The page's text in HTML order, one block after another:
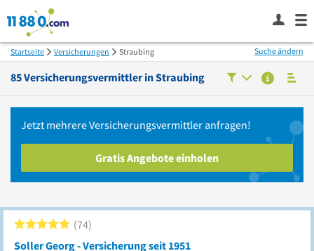
Startseite Versicherungen Straubing
85Versicherungsvermittler inStraubing
Suche ändern
Jetzt mehrereVersicherungsvermittler anfragen!
Gratis Angebote einholen
Soller Georg - Versicherung seit 1951
74